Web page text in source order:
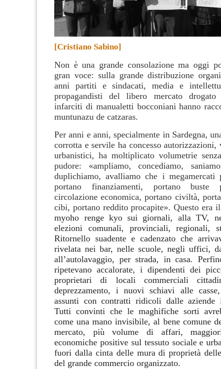
[Cristiano Sabino]
Non è una grande consolazione ma oggi
gran voce: sulla grande distribuzione
anni partiti e sindacati, media e
propagandisti del libero mercato drogato
infarciti di manualetti bocconiani hanno
muntunazu de catzaras.
Per anni e anni, specialmente in Sardegna,
corrotta e servile ha concesso
urbanistici, ha moltiplicato volumetrie
pudore: «ampliamo, concediamo,
duplichiamo, avalliamo che i megamercati
portano finanziamenti, portano buste
circolazione economica, portano civiltà,
cibi, portano reddito procapite». Questo era
myoho renge kyo sui giornali, alla TV,
elezioni comunali, provinciali, regionali,
Ritornello suadente e cadenzato che
rivelata nei bar, nelle scuole, negli uffici,
all’autolavaggio, per strada, in casa.
ripetevano accalorate, i dipendenti dei
proprietari di locali commerciali
deprezzamento, i nuovi schiavi alle
assunti con contratti ridicoli dalle aziende
Tutti convinti che le maghifiche sorti
come una mano invisibile, al bene comune
mercato, più volume di affari,
economiche positive sul tessuto sociale e
fuori dalla cinta delle mura di proprietà
del grande commercio organizzato.